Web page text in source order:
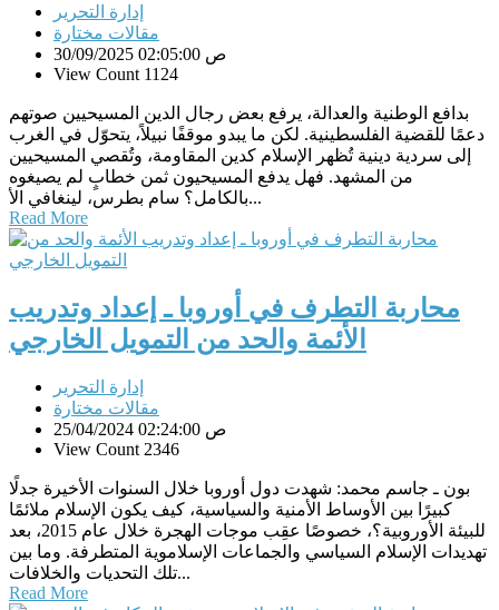
إدارة التحرير
مقالات مختارة
30/09/2025 02:05:00 ص
View Count 1124
بدافع الوطنية والعدالة، يرفع بعض رجال الدين المسيحيين صوتهم
دعمًا للقضية الفلسطينية. لكن ما يبدو موقفًا نبيلاً، يتحوّل في الغرب
إلى سردية دينية تُظهر الإسلام كدين المقاومة، وتُقصي المسيحيين
من المشهد. فهل يدفع المسيحيون ثمن خطابٍ لم يصيغوه
بالكامل؟ سام بطرس، لينغافي الأ...
Read More
محاربة التطرف في أوروبا ـ إعداد وتدريب
الأئمة والحد من التمويل الخارجي
إدارة التحرير
مقالات مختارة
25/04/2024 02:24:00 ص
View Count 2346
بون ـ جاسم محمد: شهدت دول أوروبا خلال السنوات الأخيرة جدلًا
كبيرًا بين الأوساط الأمنية والسياسية، كيف يكون الإسلام ملائمًا
للبيئة الأوروبية؟، خصوصًا عقِب موجات الهجرة خلال عام 2015، بعد
تهديدات الإسلام السياسي والجماعات الإسلاموية المتطرفة. وما بين
تلك التحديات والخلافات...
Read More